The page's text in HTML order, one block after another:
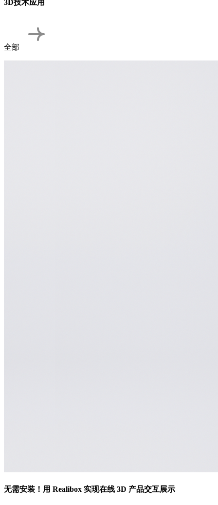
3D技术应用
全部
无需安装！用 Realibox 实现在线 3D 产品交互展示